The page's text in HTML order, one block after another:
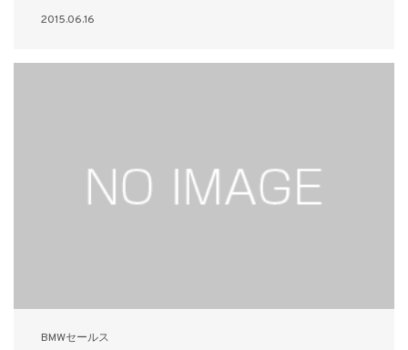
2015.06.16
BMWセールス